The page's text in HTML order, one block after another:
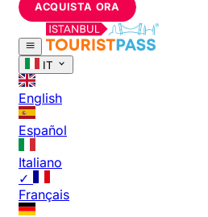
ACQUISTA ORA
IT
English
Español
Italiano
✓
Français